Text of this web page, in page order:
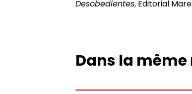
Desobedientes, Editorial
Dans la